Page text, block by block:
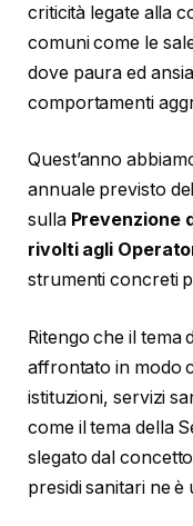
criticità legate alla
comuni come le
dove paura ed
comportamenti
Quest’anno
annuale previsto
sulla Prevenzione
rivolti agli
strumenti concreti
Ritengo che il tema
affrontato in modo
istituzioni, servizi
come il tema della
slegato dal
presidi sanitari ne